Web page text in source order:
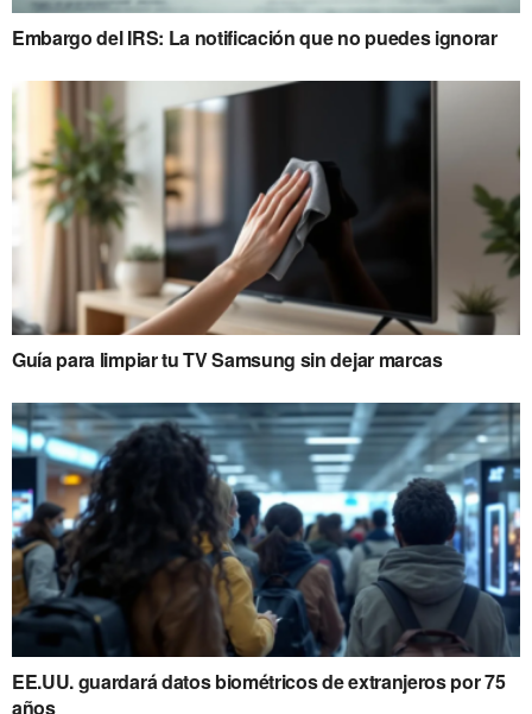
Embargo del IRS: La notificación que no puedes ignorar
Guía para limpiar tu TV Samsung sin dejar marcas
EE.UU. guardará datos biométricos de extranjeros por 75
años